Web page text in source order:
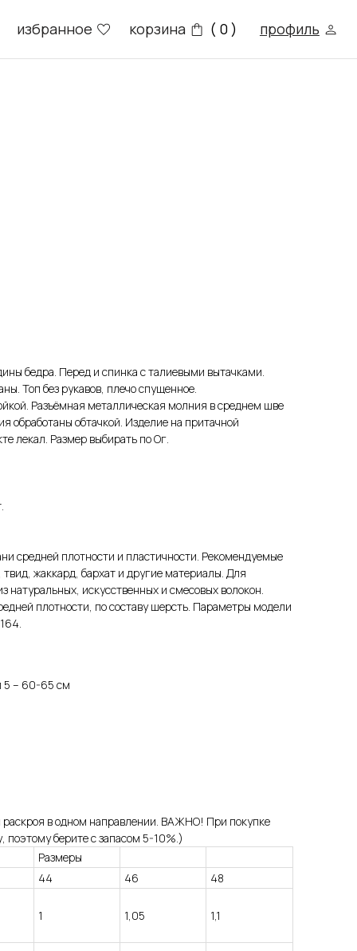
корзина ( 0 ) профиль
бедра. Перед и спинка с талиевыми вытачками.
Топ без рукавов, плечо спущенное.
Разъёмная металлическая молния в среднем шве
обработаны обтачкой. Изделие на притачной
лекал. Размер выбирать по Ог.
средней плотности и пластичности. Рекомендуемые
жаккард, бархат и другие материалы. Для
искусственных и смесовых волокон.
плотности, по составу шерсть. Параметры модели
5 – 60-65 см
в одном направлении. ВАЖНО! При покупке
поэтому берите с запасом 5-10%.)
Размеры
44 46
48
1 1,05 1,1